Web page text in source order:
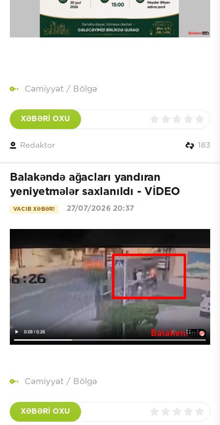
Cəmiyyət / Bölgə
XƏBƏRİ OXU
Redaktor 183
Balakəndə ağacları yandıran
yeniyetmələr saxlanıldı - VİDEO
VACIB XƏBƏR! 27/07/2026 20:37
Cəmiyyət / Bölgə
XƏBƏRİ OXU